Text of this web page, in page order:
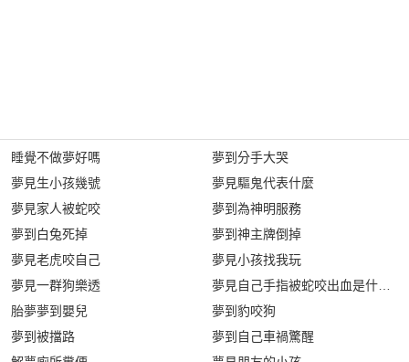
睡覺不做夢好嗎
夢見生小孩幾號
夢見家人被蛇咬
夢到白兔死掉
夢見老虎咬自己
夢見一群狗樂透
胎夢夢到嬰兒
夢到被擋路
夢到分手大哭
夢見驅鬼代表什麼
夢到為神明服務
夢到神主牌倒掉
夢見小孩找我玩
夢見自己手指被蛇咬出血是什麼意
夢到豹咬狗
夢到自己車禍驚醒